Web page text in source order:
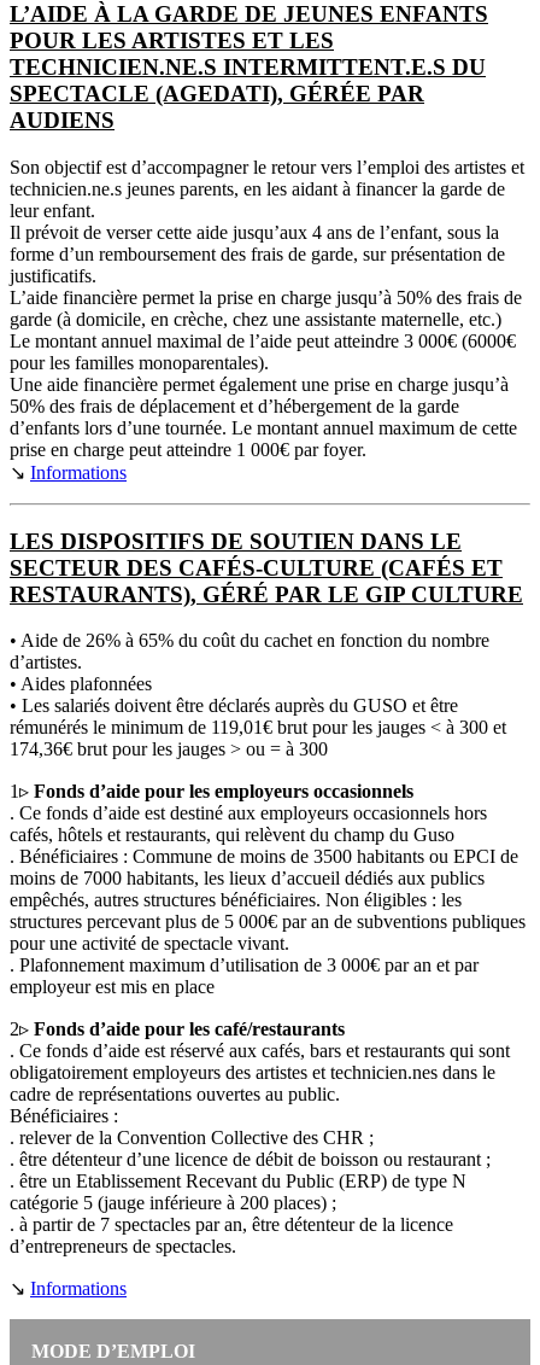
L’AIDE À LA GARDE DE JEUNES ENFANTS
POUR LES ARTISTES ET LES
TECHNICIEN.NE.S INTERMITTENT.E.S DU
SPECTACLE (AGEDATI), GÉRÉE PAR
AUDIENS
Son objectif est d’accompagner le retour vers l’emploi des artistes et
technicien.ne.s jeunes parents, en les aidant à financer la garde de
leur enfant.
Il prévoit de verser cette aide jusqu’aux 4 ans de l’enfant, sous la
forme d’un remboursement des frais de garde, sur présentation de
justificatifs.
L’aide financière permet la prise en charge jusqu’à 50% des frais de
garde (à domicile, en crèche, chez une assistante maternelle, etc.)
Le montant annuel maximal de l’aide peut atteindre 3 000€ (6000€
pour les familles monoparentales).
Une aide financière permet également une prise en charge jusqu’à
50% des frais de déplacement et d’hébergement de la garde
d’enfants lors d’une tournée. Le montant annuel maximum de cette
prise en charge peut atteindre 1 000€ par foyer.
↘ Informations
LES DISPOSITIFS DE SOUTIEN DANS LE
SECTEUR DES CAFÉS-CULTURE (CAFÉS ET
RESTAURANTS), GÉRÉ PAR LE GIP CULTURE
• Aide de 26% à 65% du coût du cachet en fonction du nombre
d’artistes.
• Aides plafonnées
• Les salariés doivent être déclarés auprès du GUSO et être
rémunérés le minimum de 119,01€ brut pour les jauges < à 300 et
174,36€ brut pour les jauges > ou = à 300
1▹ Fonds d’aide pour les employeurs occasionnels
. Ce fonds d’aide est destiné aux employeurs occasionnels hors
cafés, hôtels et restaurants, qui relèvent du champ du Guso
. Bénéficiaires : Commune de moins de 3500 habitants ou EPCI de
moins de 7000 habitants, les lieux d’accueil dédiés aux publics
empêchés, autres structures bénéficiaires. Non éligibles : les
structures percevant plus de 5 000€ par an de subventions publiques
pour une activité de spectacle vivant.
. Plafonnement maximum d’utilisation de 3 000€ par an et par
employeur est mis en place
2▹ Fonds d’aide pour les café/restaurants
. Ce fonds d’aide est réservé aux cafés, bars et restaurants qui sont
obligatoirement employeurs des artistes et technicien.nes dans le
cadre de représentations ouvertes au public.
Bénéficiaires :
. relever de la Convention Collective des CHR ;
. être détenteur d’une licence de débit de boisson ou restaurant ;
. être un Etablissement Recevant du Public (ERP) de type N
catégorie 5 (jauge inférieure à 200 places) ;
. à partir de 7 spectacles par an, être détenteur de la licence
d’entrepreneurs de spectacles.
↘ Informations
MODE D’EMPLOI